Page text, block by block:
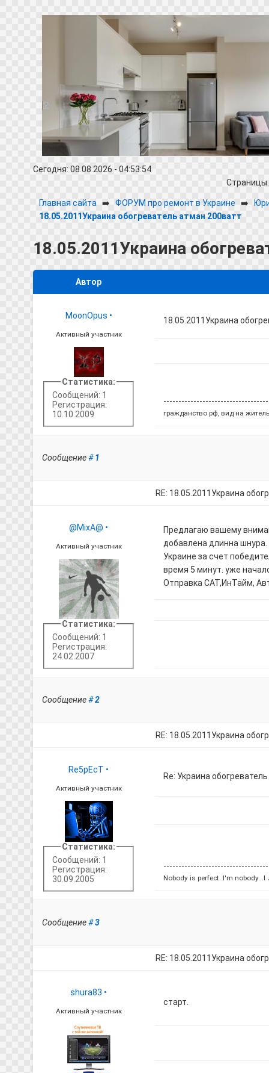
Сегодня: 08.08.2026 - 04:53:54
Главная сайта ➡️ФОРУМ про ремонт в Украине ➡️
18.05.2011Украина обогреватель атман 200ватт
18.05.2011Украина
Автор
MoonOpus •
Активный участник
Статистика:
Сообщений: 1
Регистрация:
10.10.2009
18.05.2011Украина
гражданство рф, вид на
Сообщение#1
RE: 18.05.2011Украина
@MixA@ •
Активный участник
Статистика:
Сообщений: 1
Регистрация:
24.02.2007
Предлагаю вашему
добавлена длинна
Украине за счет
время 5 минут. уже
Отправка САТ,ИнТайм,
Сообщение#2
RE: 18.05.2011Украина
Re5pEcT •
Активный участник
Статистика:
Сообщений: 1
Регистрация:
30.09.2005
Re: Украина
Nobody is perfect. I'm
Сообщение#3
RE: 18.05.2011Украина
shura83 •
Активный участник
старт.